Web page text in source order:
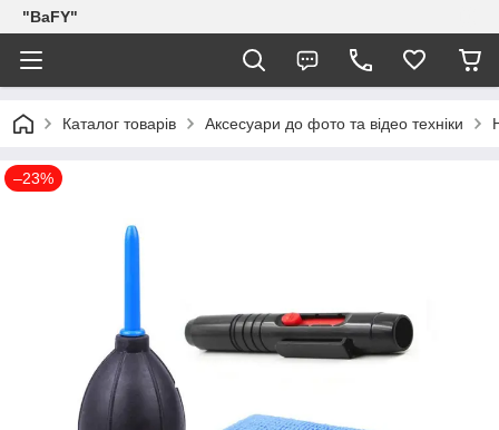
"BaFY"
Каталог товарів Аксесуари до фото та відео техніки
–23%